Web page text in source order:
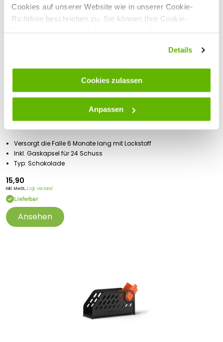
Cookies auf unserer Website wie in unserer Cookie-
Richtlinie beschrieben zu. Sie können Ihre Cookie-
Details
Cookies zulassen
Anpassen
Goodnature® Nachfüllset A24 - Schokolade
Versorgt die Falle 6 Monate lang mit Lockstoff
Inkl. Gaskapsel für 24 Schuss
Typ: Schokolade
15,90
Inkl. MwSt.,zzgl. Versand
Lieferbar
Ansehen